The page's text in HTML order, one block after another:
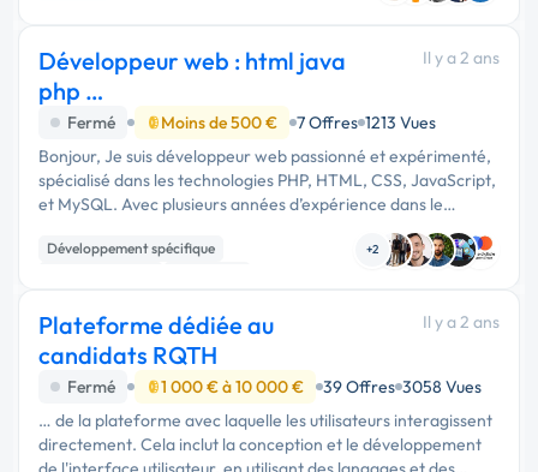
Développeur web : html java
php …
Il y a 2 ans
Fermé Moins de 500 € 7 Offres 1213 Vues
Bonjour, Je suis développeur web passionné et expérimenté,
spécialisé dans les technologies PHP, HTML, CSS, JavaScript,
et MySQL. Avec plusieurs années d’expérience dans le
développement de sites web dynamiques et d’applications
web sur mesure, je …
Développement spécifique
+2
Plateforme dédiée au
candidats RQTH
Il y a 2 ans
Fermé 1 000 € à 10 000 € 39 Offres 3058 Vues
… de la plateforme avec laquelle les utilisateurs interagissent
directement. Cela inclut la conception et le développement